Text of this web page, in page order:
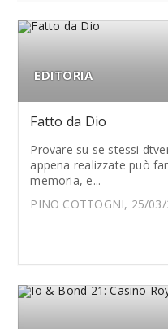
EDITORIA
Fatto da Dio
Provare su se stessi
appena realizzate può
memoria, e...
PINO COTTOGNI, 25/